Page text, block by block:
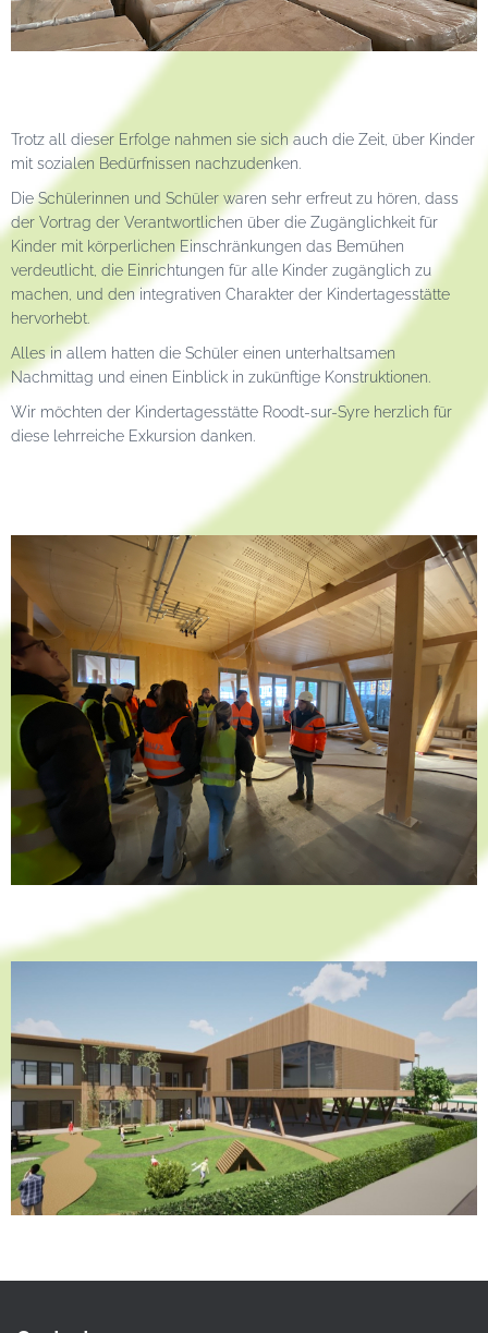
Trotz all dieser Erfolge nahmen sie sich auch die Zeit, über Kinder
mit sozialen Bedürfnissen nachzudenken.
Die Schülerinnen und Schüler waren sehr erfreut zu hören, dass
der Vortrag der Verantwortlichen über die Zugänglichkeit für
Kinder mit körperlichen Einschränkungen das Bemühen
verdeutlicht, die Einrichtungen für alle Kinder zugänglich zu
machen, und den integrativen Charakter der Kindertagesstätte
hervorhebt.
Alles in allem hatten die Schüler einen unterhaltsamen
Nachmittag und einen Einblick in zukünftige Konstruktionen.
Wir möchten der Kindertagesstätte Roodt-sur-Syre herzlich für
diese lehrreiche Exkursion danken.